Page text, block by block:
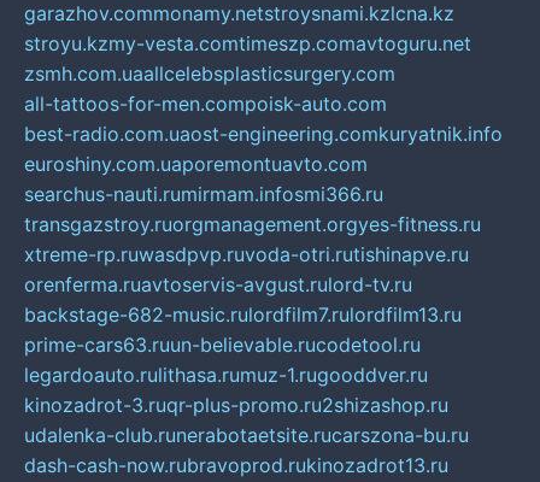
garazhov.commonamy.netstroysnami.kzlcna.kz
stroyu.kzmy-vesta.comtimeszp.comavtoguru.net
zsmh.com.uaallcelebsplasticsurgery.com
all-tattoos-for-men.compoisk-auto.com
best-radio.com.uaost-engineering.comkuryatnik.info
euroshiny.com.uaporemontuavto.com
searchus-nauti.rumirmam.infosmi366.ru
transgazstroy.ruorgmanagement.orgyes-fitness.ru
xtreme-rp.ruwasdpvp.ruvoda-otri.rutishinapve.ru
orenferma.ruavtoservis-avgust.rulord-tv.ru
backstage-682-music.rulordfilm7.rulordfilm13.ru
prime-cars63.ruun-believable.rucodetool.ru
legardoauto.rulithasa.rumuz-1.rugooddver.ru
kinozadrot-3.ruqr-plus-promo.ru2shizashop.ru
udalenka-club.runerabotaetsite.rucarszona-bu.ru
dash-cash-now.rubravoprod.rukinozadrot13.ru